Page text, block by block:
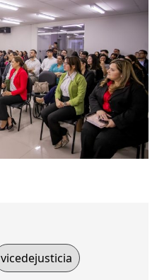
vicedejusticia